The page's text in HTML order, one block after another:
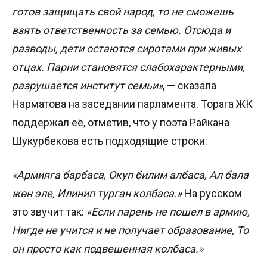
готов защищать свой народ, то не сможешь
взять ответственность за семью. Отсюда и
разводы, дети остаются сиротами при живых
отцах. Парни становятся слабохарактерными,
разрушается институт семьи», — сказала
Нарматова на заседании парламента. Торага ЖК
поддержал её, отметив, что у поэта Райкана
Шукурбекова есть подходящие строки:
«Армияга барбаса, Окуп билим албаса, Ал бала
жөн эле, Илинип турган колбаса.»На русском
это звучит так: «Если парень не пошел в армию,
Нигде не учится и не получает образование, То
он просто как подвешенная колбаса.»